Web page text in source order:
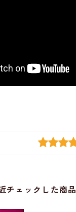
チェックした商品